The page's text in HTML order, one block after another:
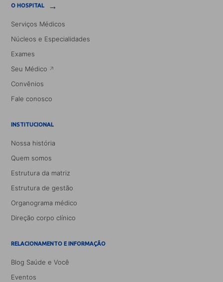
O HOSPITAL →
Serviços Médicos
Núcleos e Especialidades
Exames
Seu Médico
Convênios
Fale conosco
INSTITUCIONAL
Nossa história
Quem somos
Estrutura da matriz
Estrutura de gestão
Organograma médico
Direção corpo clínico
RELACIONAMENTO E INFORMAÇÃO
Blog Saúde e Você
Eventos